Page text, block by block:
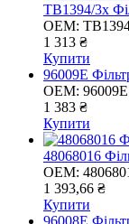
TB1394/3x
OEM:
1 313 ₴
Купити
96009E
OEM: 96009E
1 383 ₴
Купити
48068016
OEM:
1 393,66 ₴
Купити
96008E